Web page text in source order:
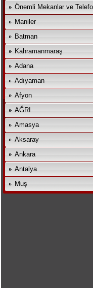
Önemli Mekanlar ve
Maniler
Batman
Kahramanmaraş
Adana
Adıyaman
Afyon
AĞRI
Amasya
Aksaray
Ankara
Antalya
Muş